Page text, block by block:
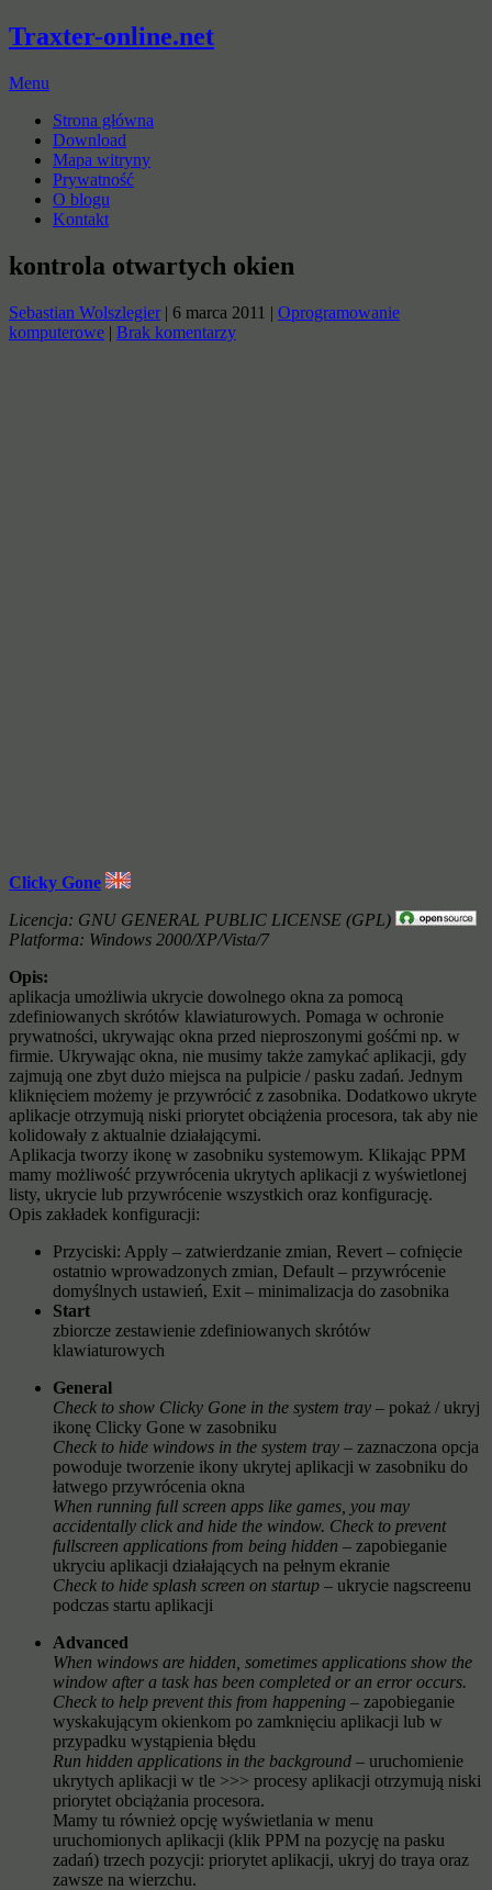
Traxter-online.net
Menu
Strona główna
Download
Mapa witryny
Prywatność
O blogu
Kontakt
kontrola otwartych okien
Sebastian Wolszlegier| 6 marca 2011 | Oprogramowanie
komputerowe | Brak komentarzy
Clicky Gone
Licencja: GNU GENERAL PUBLIC LICENSE (GPL)
Platforma: Windows 2000/XP/Vista/7
Opis:
aplikacja umożliwia ukrycie dowolnego okna za pomocą
zdefiniowanych skrótów klawiaturowych. Pomaga w ochronie
prywatności, ukrywając okna przed nieproszonymi gośćmi np. w
firmie. Ukrywając okna, nie musimy także zamykać aplikacji, gdy
zajmują one zbyt dużo miejsca na pulpicie / pasku zadań. Jednym
kliknięciem możemy je przywrócić z zasobnika. Dodatkowo ukryte
aplikacje otrzymują niski priorytet obciążenia procesora, tak aby nie
kolidowały z aktualnie działającymi.
Aplikacja tworzy ikonę w zasobniku systemowym. Klikając PPM
mamy możliwość przywrócenia ukrytych aplikacji z wyświetlonej
listy, ukrycie lub przywrócenie wszystkich oraz konfigurację.
Opis zakładek konfiguracji:
Przyciski: Apply – zatwierdzanie zmian, Revert – cofnięcie
ostatnio wprowadzonych zmian, Default – przywrócenie
domyślnych ustawień, Exit – minimalizacja do zasobnika
Start
zbiorcze zestawienie zdefiniowanych skrótów
klawiaturowych
General
Check to show Clicky Gone in the system tray – pokaż / ukryj
ikonę Clicky Gone w zasobniku
Check to hide windows in the system tray – zaznaczona opcja
powoduje tworzenie ikony ukrytej aplikacji w zasobniku do
łatwego przywrócenia okna
When running full screen apps like games, you may
accidentally click and hide the window. Check to prevent
fullscreen applications from being hidden – zapobieganie
ukryciu aplikacji działających na pełnym ekranie
Check to hide splash screen on startup – ukrycie nagscreenu
podczas startu aplikacji
Advanced
When windows are hidden, sometimes applications show the
window after a task has been completed or an error occurs.
Check to help prevent this from happening – zapobieganie
wyskakującym okienkom po zamknięciu aplikacji lub w
przypadku wystąpienia błędu
Run hidden applications in the background – uruchomienie
ukrytych aplikacji w tle >>> procesy aplikacji otrzymują niski
priorytet obciążania procesora.
Mamy tu również opcję wyświetlania w menu
uruchomionych aplikacji (klik PPM na pozycję na pasku
zadań) trzech pozycji: priorytet aplikacji, ukryj do traya oraz
zawsze na wierzchu.